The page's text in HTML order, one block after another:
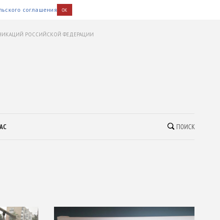
соглашения OK
РОССИЙСКОЙ ФЕДЕРАЦИИ
ПОИСК